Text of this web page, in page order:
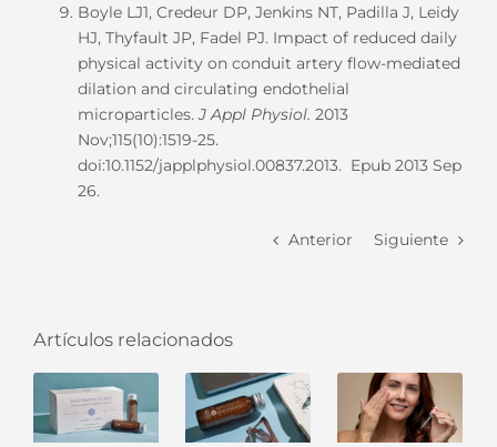
Boyle LJ1, Credeur DP, Jenkins NT, Padilla J, Leidy
HJ, Thyfault JP, Fadel PJ. Impact of reduced daily
physical activity on conduit artery flow-mediated
dilation and circulating endothelial
microparticles.J Appl Physiol. 2013
Nov;115(10):1519-25.
doi:10.1152/japplphysiol.00837.2013. Epub 2013 Sep
26.
Anterior Siguiente
Artículos relacionados